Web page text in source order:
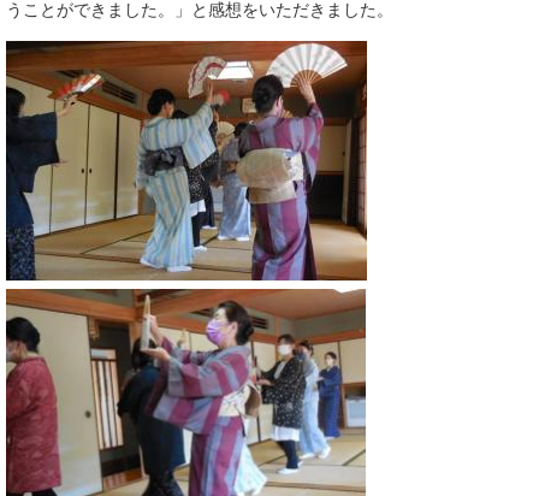
うことができました。」と感想をいただきました。